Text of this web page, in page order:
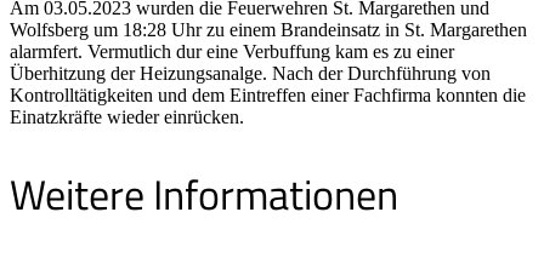
Am 03.05.2023 wurden die Feuerwehren St. Margarethen und
Wolfsberg um 18:28 Uhr zu einem Brandeinsatz in St. Margarethen
alarmfert. Vermutlich dur eine Verbuffung kam es zu einer
Überhitzung der Heizungsanalge. Nach der Durchführung von
Kontrolltätigkeiten und dem Eintreffen einer Fachfirma konnten die
Einatzkräfte wieder einrücken.
Weitere Informationen